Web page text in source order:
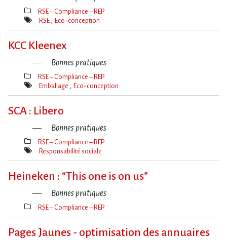
Thèmes(s)
RSE – Compliance – REP
Mot(s)-
RSE Eco-conception
KCC Kleenex
Bonnes pratiques
Thèmes(s)
RSE – Compliance – REP
Mot(s)-
Emballage Eco-conception
SCA : Libero
Bonnes pratiques
Thèmes(s)
RSE – Compliance – REP
Mot(s)-
Responsabilité sociale
Heineken : “This one is on us”
Bonnes pratiques
Thèmes(s)
RSE – Compliance – REP
Pages Jaunes - optimisation des annuaires